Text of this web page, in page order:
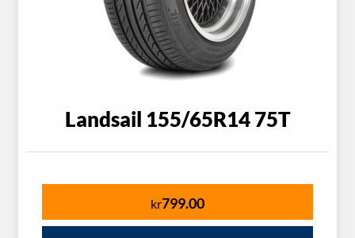
Landsail 155/65R14 75T
kr799.00